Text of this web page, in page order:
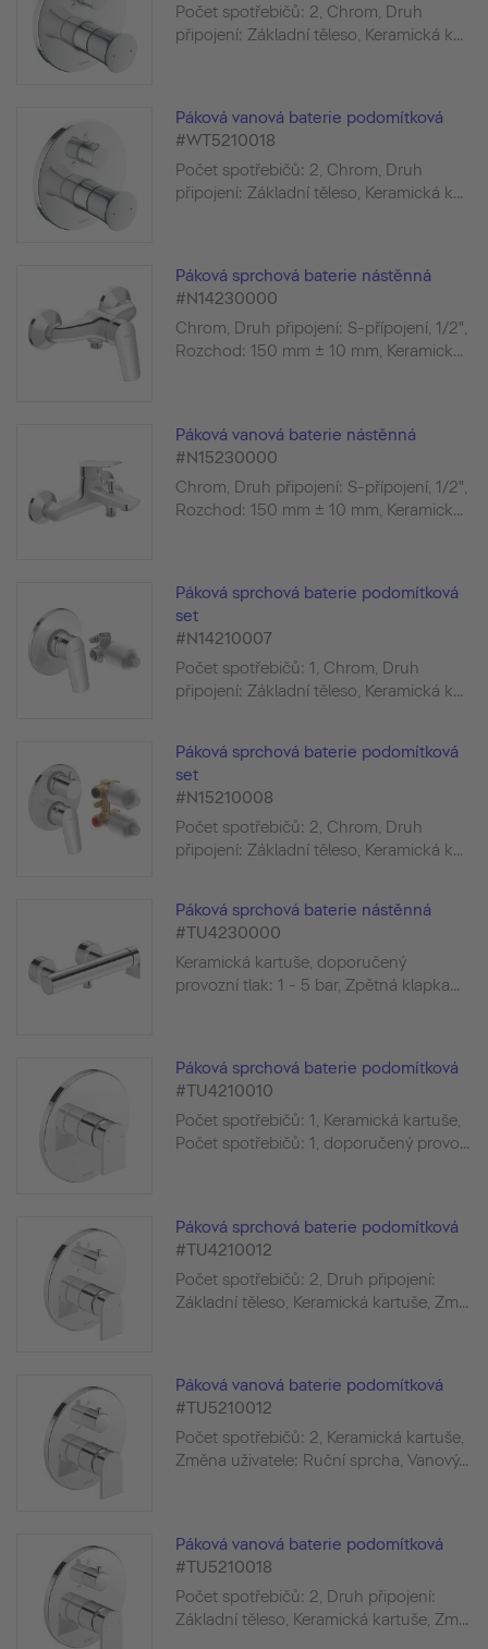
Počet spotřebičů: 2, Chrom, Druh
připojení: Základní těleso, Keramická k...
Páková vanová baterie podomítková
#WT5210018
Počet spotřebičů: 2, Chrom, Druh
připojení: Základní těleso, Keramická k...
Páková sprchová baterie nástěnná
#N14230000
Chrom, Druh připojení: S-přípojení, 1/2",
Rozchod: 150 mm ± 10 mm, Keramick...
Páková vanová baterie nástěnná
#N15230000
Chrom, Druh připojení: S-přípojení, 1/2",
Rozchod: 150 mm ± 10 mm, Keramick...
Páková sprchová baterie podomítková
set
#N14210007
Počet spotřebičů: 1, Chrom, Druh
připojení: Základní těleso, Keramická k...
Páková sprchová baterie podomítková
set
#N15210008
Počet spotřebičů: 2, Chrom, Druh
připojení: Základní těleso, Keramická k...
Páková sprchová baterie nástěnná
#TU4230000
Keramická kartuše, doporučený
provozní tlak: 1 - 5 bar, Zpětná klapka...
Páková sprchová baterie podomítková
#TU4210010
Počet spotřebičů: 1, Keramická kartuše,
Počet spotřebičů: 1, doporučený provo...
Páková sprchová baterie podomítková
#TU4210012
Počet spotřebičů: 2, Druh připojení:
Základní těleso, Keramická kartuše, Zm...
Páková vanová baterie podomítková
#TU5210012
Počet spotřebičů: 2, Keramická kartuše,
Změna uživatele: Ruční sprcha, Vanový...
Páková vanová baterie podomítková
#TU5210018
Počet spotřebičů: 2, Druh připojení:
Základní těleso, Keramická kartuše, Zm...